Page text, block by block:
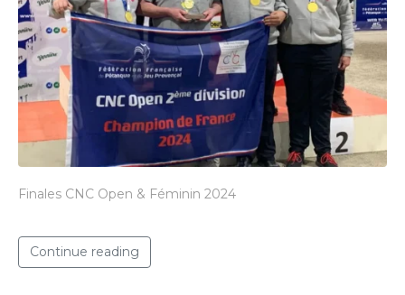
Finales CNC Open & Féminin 2024
Continue reading